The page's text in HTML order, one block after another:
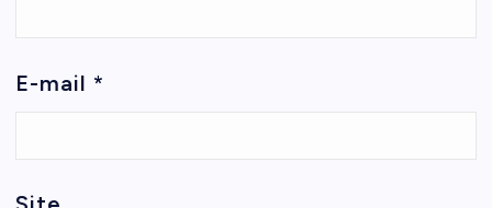
E-mail *